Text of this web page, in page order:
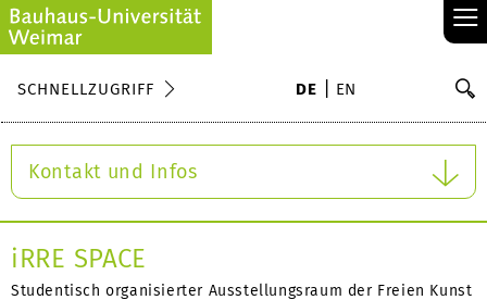
≡
SCHNELLZUGRIFF DE EN
Kontakt und Infos
iRRE SPACE
Studentisch organisierter Ausstellungsraum der Freien Kunst